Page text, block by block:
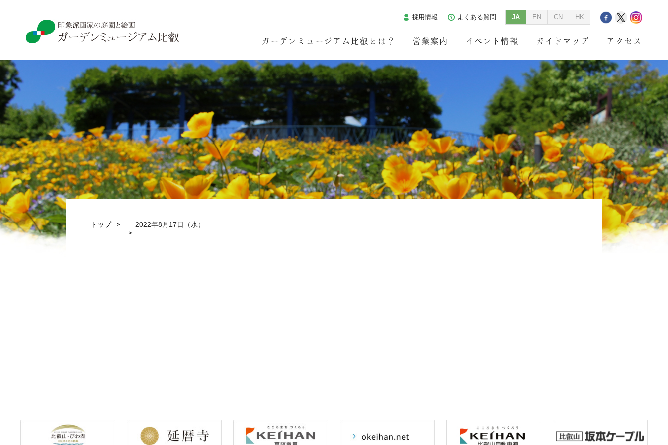
採用情報 よくある質問 JA EN CN HK
ガーデンミュージアム比叡とは？ 営業案内 イベント情報 ガイドマップ アクセス
トップ 2022年8月17日（水）